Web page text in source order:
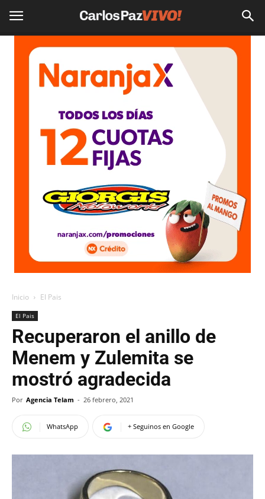
Inicio El Pais
El Pais
Recuperaron el anillo de
Menem y Zulemita se
mostró agradecida
Por Agencia Telam - 26 febrero, 2021
WhatsApp + Seguinos en Google